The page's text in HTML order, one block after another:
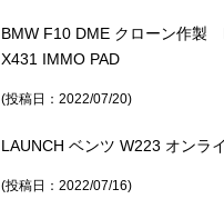
BMW F10 DME クローン作製
X431 IMMO PAD
(投稿日：2022/07/20)
LAUNCH ベンツ W223 オンラ
(投稿日：2022/07/16)